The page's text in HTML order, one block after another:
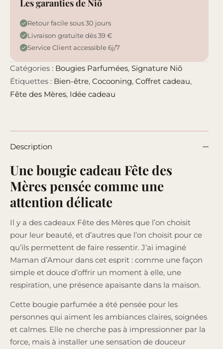
Les garanties de Niõ
Retour facile sous 30 jours
Livraison gratuite dès 39 €
Service Client accessible 6j/7
Catégories : Bougies Parfumées, Signature Niõ
Étiquettes : Bien-être, Cocooning, Coffret cadeau,
Fête des Mères, Idée cadeau
Description
Une bougie cadeau Fête des
Mères pensée comme une
attention délicate
Il y a des cadeaux Fête des Mères que l’on choisit
pour leur beauté, et d’autres que l’on choisit pour ce
qu’ils permettent de faire ressentir. J’ai imaginé
Maman d’Amour dans cet esprit : comme une façon
simple et douce d’offrir un moment à elle, une
respiration, une présence apaisante dans la maison.
Cette bougie parfumée a été pensée pour les
personnes qui aiment les ambiances claires, soignées
et calmes. Elle ne cherche pas à impressionner par la
force, mais à installer une sensation de douceur